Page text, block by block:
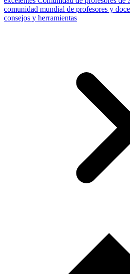
comunidad mundial de profesores y
consejos y herramientas